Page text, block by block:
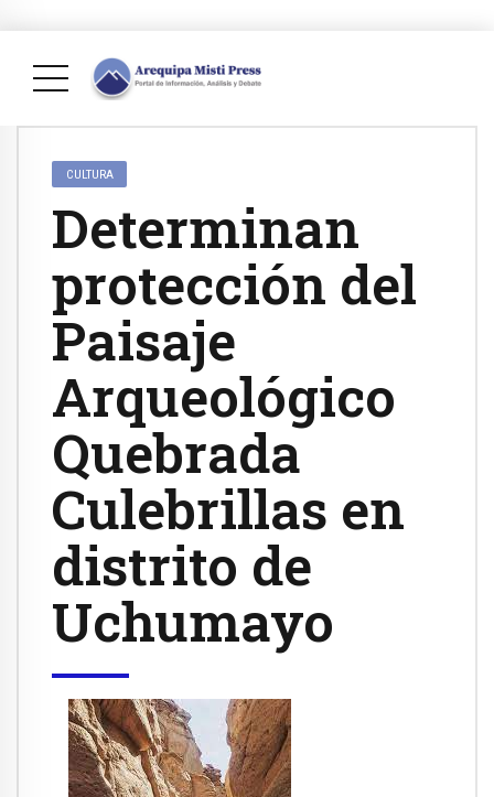
CULTURA
Determinan
protección del
Paisaje
Arqueológico
Quebrada
Culebrillas en
distrito de
Uchumayo